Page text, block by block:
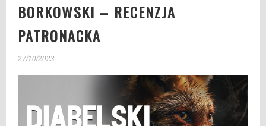
BORKOWSKI – RECENZJA
PATRONACKA
27/10/2023